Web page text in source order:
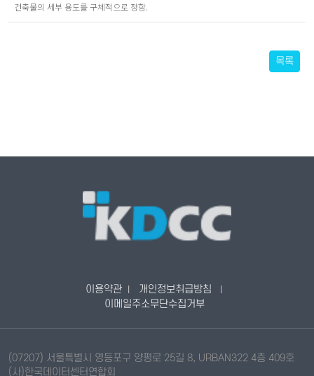
건축물의 세부 용도를 구체적으로 정함.​
목록
이용약관 개인정보취급방침
이메일주소무단수집거부
(07207) 서울특별시 영등포구 양평로 25길 8, URBAN322 4층 409호
(사)한국데이터센터연합회